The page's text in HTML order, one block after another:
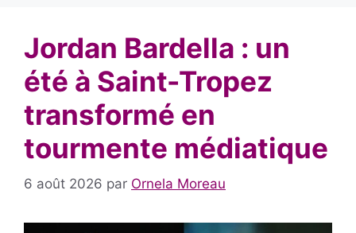
Jordan Bardella : un
été à Saint-Tropez
transformé en
tourmente médiatique
6 août 2026 par Ornela Moreau